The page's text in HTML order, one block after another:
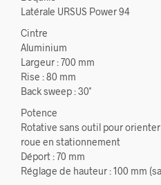
Latérale URSUS Power 94
Cintre
Aluminium
Largeur : 700 mm
Rise : 80 mm
Back sweep : 30˚
Potence
Rotative sans outil pour
roue en stationnement
Déport : 70 mm
Réglage de hauteur : 100 mm